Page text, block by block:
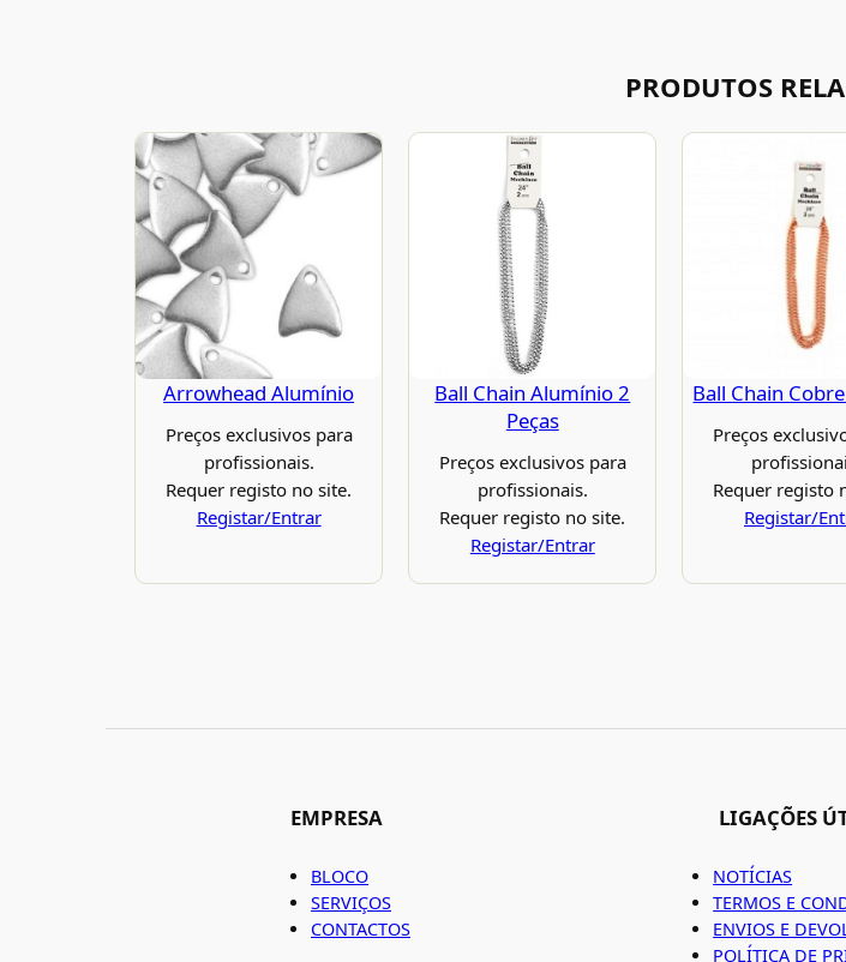
PRODUTOS
Arrowhead Alumínio
Preços exclusivos para
profissionais.
Requer registo no site.
Registar/Entrar
Ball Chain Alumínio 2
Peças
Preços exclusivos para
profissionais.
Requer registo no site.
Registar/Entrar
Ball Chain
Preços
Requer registo
Registar/
EMPRESA
BLOCO
SERVIÇOS
CONTACTOS
LIGAÇÕES
NOTÍCIAS
TERMOS E
ENVIOS E
POLÍTICA DE